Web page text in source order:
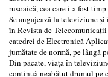
rusoaică, cea care i-a fost
Se angajează la televiziune
în Revista de
catedrei de Electronică
jumătate de normă, pe lângă
Din păcate, viața în
continuă neabătut drumul pe